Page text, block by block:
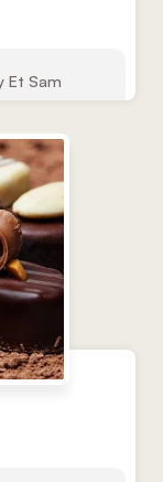
Et Sam